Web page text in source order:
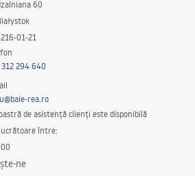
60
01-21
294 640
rea.ro
de asistență clienți este disponibilă
între:
ne